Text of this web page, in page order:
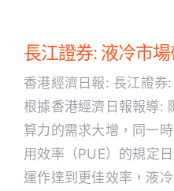
參展資助計劃
採購及參觀登記
長江證券: 液冷市
香港經濟日報: 長江證券
根據香港經濟日報報導:
算力的需求大增，同一
用效率（PUE）的規定
運作達到更佳效率，液